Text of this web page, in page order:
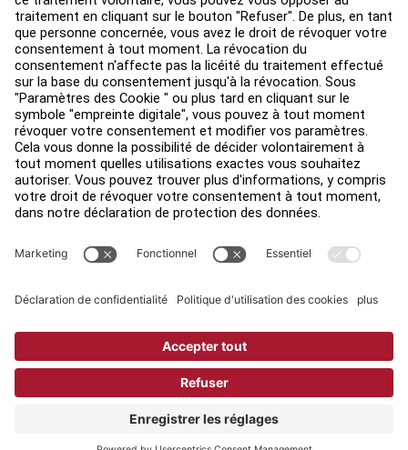
Find a Store
Légal
Accessibilité
Sign in to Facility Connect
Terms and Conditions
Copyright © 2026 Life Fitness